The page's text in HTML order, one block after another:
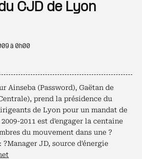
CJD de Lyon
à 0h00
Ainseba (Password), Gaëtan de
prend la présidence du
de Lyon pour un mandat de
2011 est d'engager la centaine
du mouvement dans une ?
JD, source d'énergie